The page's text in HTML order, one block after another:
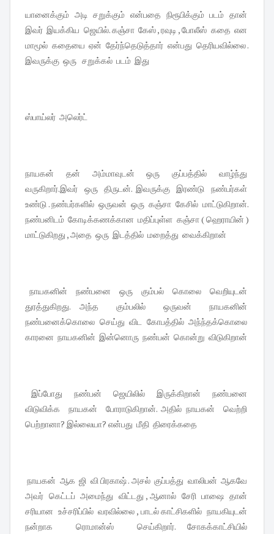
யானைக்கும் அடி சறுக்கும் என்பதை நிரூபிக்கும் படம் தான்
இவர் இயக்கிய ஜெயில். கஞ்சா கேஸ் , ரவுடி , போலீஸ் கதை என
மாமூல் கதையை ஏன் தேர்ந்தெடுத்தார் என்பது தெரியவில்லை .
இவருக்கு ஒரு சறுக்கல் படம் இது
ஸ்பாய்லர் அலெர்ட்
நாயகன் தன் அம்மாவுடன் ஒரு குப்பத்தில் வாழ்ந்து
வருகிறார்.இவர் ஒரு திருடன். இவருக்கு இரண்டு நண்பர்கள்
உண்டு . நண்பர்களில் ஒருவன் ஒரு கஞ்சா கேசில் மாட்டுகிறான்.
நண்பனிடம் கோடிக்கணக்கான மதிப்புள்ள கஞ்சா ( ஹெராயின் )
மாட்டுகிறது , அதை ஒரு இடத்தில் மறைத்து வைக்கிறான்
நாயகனின் நண்பனை ஒரு கும்பல் கொலை வெறியுடன்
துரத்துகிறது. அந்த கும்பலில் ஒருவன் நாயகனின்
நண்பனைக்கொலை செய்து விட கோபத்தில் அந்ந்தக்கொலை
காரனை நாயகனின் இன்னொரு நண்பன் கொன்று விடுகிறான்
இப்போது நண்பன் ஜெயிலில் இருக்கிறான் நண்பனை
விடுவிக்க நாயகன் போராடுகிறான். அதில் நாயகன் வெற்றி
பெற்றானா? இல்லையா? என்பது மீதி திரைக்கதை
நாயகன் ஆக ஜி வி பிரகாஷ் . அசல் குப்பத்து வாலிபன் ஆகவே
அவர் கெட்டப் அமைந்து விட்டது , ஆனால் சேரி பாஷை தான்
சரியான உச்சரிப்பில் வரவில்லை , பாடல் காட்சிகளில் நாயகியுடன்
நன்றாக ரொமான்ஸ் செய்கிறார். சோகக்காட்சியில்